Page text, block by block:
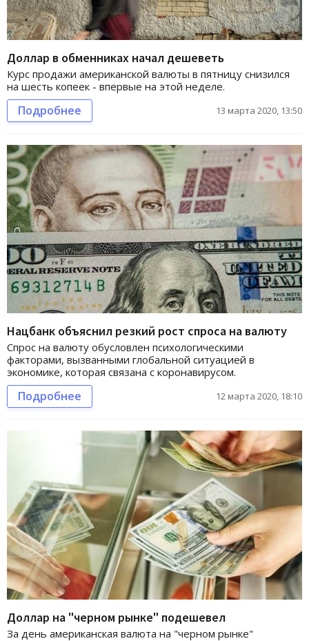
Доллар в обменниках начал дешеветь
Курс продажи американской валюты в пятницу снизился
на шесть копеек - впервые на этой неделе.
Подробнее 13 марта 2020, 13:50
Нацбанк объяснил резкий рост спроса на валюту
Спрос на валюту обусловлен психологическими
факторами, вызванными глобальной ситуацией в
экономике, которая связана с коронавирусом.
Подробнее 12 марта 2020, 18:10
Доллар на "черном рынке" подешевел
За день американская валюта на "черном рынке"